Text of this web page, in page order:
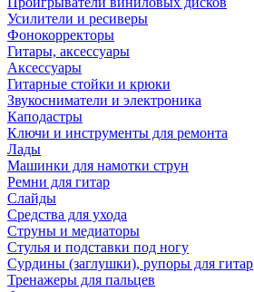
Усилители и ресиверы
Фонокорректоры
Гитары, аксессуары
Аксессуары
Гитарные стойки и крюки
Звукосниматели и электроника
Каподастры
Ключи и инструменты для ремонта
Лады
Машинки для намотки струн
Ремни для гитар
Слайды
Средства для ухода
Струны и медиаторы
Стулья и подставки под ногу
Сурдины (заглушки), рупоры для гитар
Тренажеры для пальцев